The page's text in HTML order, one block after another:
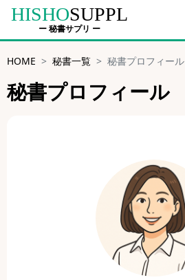
HISHOSUPPL
ー 秘書サプリ ー
HOME 秘書一覧 秘書プロフィール
秘書プロフィール